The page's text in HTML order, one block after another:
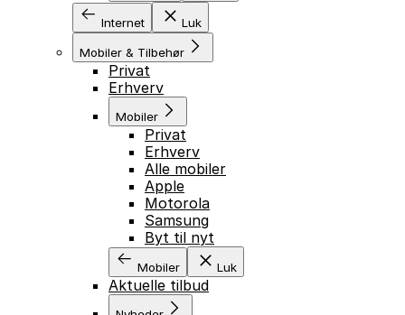
Internet Luk
Mobiler & Tilbehør
Privat
Erhverv
Mobiler
Privat
Erhverv
Alle mobiler
Apple
Motorola
Samsung
Byt til nyt
Mobiler Luk
Aktuelle tilbud